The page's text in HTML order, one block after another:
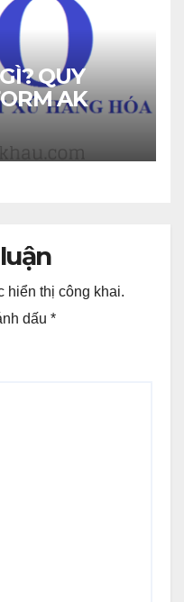
QUY
AK
hiển thị công khai.
dấu *